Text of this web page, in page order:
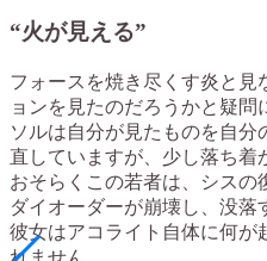
“火が見える”
フォースを焼き尽くす炎と見
ョンを見たのだろうかと疑問
ソルは自分が見たものを自分
直していますが、少し落ち着
おそらくこの若者は、シスの
ダイオーダーが崩壊し、没落
彼女はアコライト自体に何が
れません。